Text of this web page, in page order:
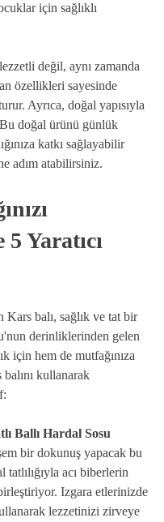
için sağlıklı
değil, aynı zamanda
özellikleri sayesinde
Ayrıca, doğal yapısıyla
doğal ürünü günlük
katkı sağlayabilir
adım atabilirsiniz.
Yaratıcı
balı, sağlık ve tat bir
derinliklerinden gelen
için hem de mutfağınıza
kullanarak
Ballı Hardal Sosu
bir dokunuş yapacak bu
tatlılığıyla acı biberlerin
Izgara etlerinizde
lezzetinizi zirveye